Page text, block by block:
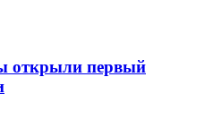
открыли первый